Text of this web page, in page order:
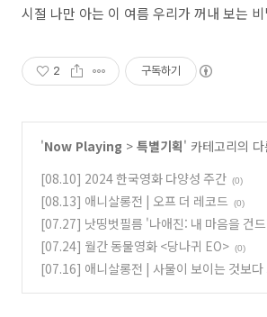
시절 나만 아는 이 여름 우리가 꺼내 보는
2 구독하기
'Now Playing > 특별기획' 카테고리의
[08.10] 2024 한국영화 다양성 주간 (0)
[08.13] 애니살롱전 | 오프 더 레코드 (0)
[07.27] 낫띵벗필름 '나애진: 내 마음을 건
(0)
[07.24] 월간 동물영화 <당나귀 EO> (0)
[07.16] 애니살롱전 | 사물이 보이는 것보다